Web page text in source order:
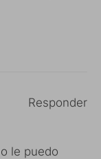
le puedo
Responder